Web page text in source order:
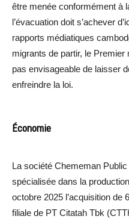
être menée conformément à
l’évacuation doit s’achever
rapports médiatiques
migrants de partir, le Premier
pas envisageable de laisser
enfreindre la loi.
Économie
La société Chememan
spécialisée dans la
octobre 2025 l’acquisition de
filiale de PT Citatah Tbk